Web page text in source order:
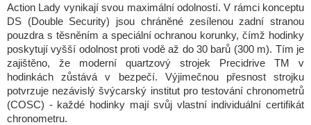
Action Lady vynikají svou maximální odolností. V rámci konceptu
DS (Double Security) jsou chráněné zesílenou zadní stranou
pouzdra s těsněním a speciální ochranou korunky, čímž hodinky
poskytují vyšší odolnost proti vodě až do 30 barů (300 m). Tím je
zajištěno, že moderní quartzový strojek Precidrive TM v
hodinkách zůstává v bezpečí. Výjimečnou přesnost strojku
potvrzuje nezávislý švýcarský institut pro testování chronometrů
(COSC) - každé hodinky mají svůj vlastní individuální certifikát
chronometru.